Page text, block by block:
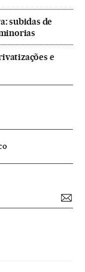
subidas de
e